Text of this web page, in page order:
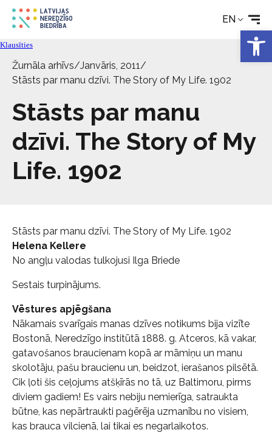
EN
News
Services
Contact
Klausīties
Žurnāla arhīvs/Janvāris, 2011/
Stāsts par manu dzīvi. The Story of My Life. 1902
Stāsts par manu
dzīvi. The Story of My
Life. 1902
Stāsts par manu dzīvi. The Story of My Life. 1902
Helena Kellere
No angļu valodas tulkojusi Ilga Briede
Sestais turpinājums.
Vēstures apjēgšana
Nākamais svarīgais manas dzīves notikums bija vizīte
Bostonā, Neredzīgo institūtā 1888. g. Atceros, kā vakar,
gatavošanos braucienam kopā ar māmiņu un manu
skolotāju, pašu braucienu un, beidzot, ierašanos pilsētā.
Cik ļoti šis ceļojums atšķīrās no tā, uz Baltimoru, pirms
diviem gadiem! Es vairs nebiju nemierīga, satraukta
būtne, kas nepārtraukti paģērēja uzmanību no visiem,
kas brauca vilcienā, lai tikai es negarlaikotos.